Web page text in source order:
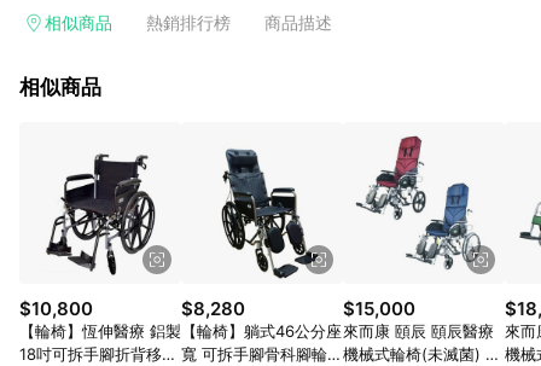
Smart mobile、神腦生活、JS巨盛、樂天KOBO電子書，請詳閱
台灣樂天市場，並在同一瀏覽器於24小時內結帳，才享有 LINE
市場 45 天內完成訂單出貨及結帳，則不符合贈點資格。 (4) 如
使用APP、或中途瀏覽比價網、回饋網、Google等其他網頁、或
由網頁版(電腦版/手機版網頁)切換為App都將會造成追蹤中斷而
無法進行 LINE POINTS 回饋。 (5) LINE 購物為購物資訊整合性
平台，商品資料更新會有時間差，如顯示之商品規格、顏色、價
位、贈品與台灣樂天市場銷售網頁不符，以銷售網頁標示為準。
(6) 導購訂單已逾 365 天，根據台灣樂天回饋規定，逾期訂單將
不符合回饋資格。 (7) 若上述或其他原因，致使消費者無接收到
點數回饋或點數回饋有爭議，台灣樂天市場保有更改條款與法律
追訴之權利，活動詳情以樂天市場網站公告為準。
相似商品 熱銷排行榜 商品描述
相似商品
$10,800
【輪椅】恆伸醫療 鋁製
18吋可拆手腳折背移位
$8,280
【輪椅】躺式46公分座
寬 可拆手腳骨科腳輪椅
$15,000
來而康 頤辰 頤辰醫療
機械式輪椅(未滅菌) Y
來而
機械